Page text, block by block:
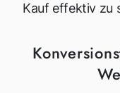
Kauf effektiv zu